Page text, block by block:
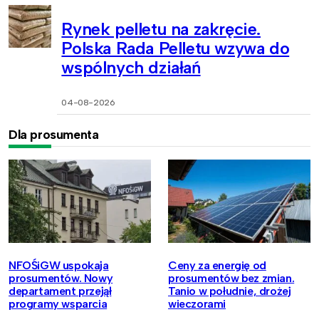
Rynek pelletu na zakręcie.
Polska Rada Pelletu wzywa do
wspólnych działań
04-08-2026
Dla prosumenta
NFOŚiGW uspokaja
prosumentów. Nowy
departament przejął
programy wsparcia
Ceny za energię od
prosumentów bez zmian.
Tanio w południe, drożej
wieczorami